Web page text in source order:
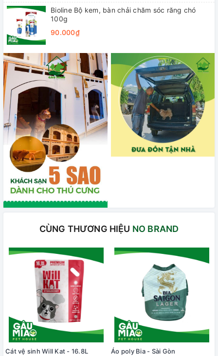
Bioline Bộ kem, bàn chải chăm sóc răng chó
100g
90.000₫
CÙNG THƯƠNG HIỆU NO BRAND
Cát vệ sinh Will Kat - 16.8L Áo poly Bia - Sài Gòn